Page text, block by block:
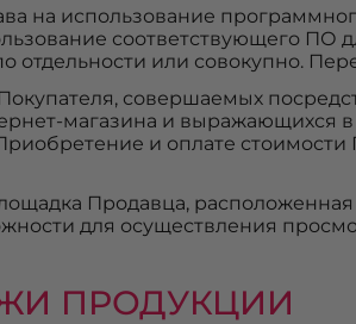
на использование
соответствующего ПО
отдельности или совокупно.
совершаемых
магазина и выражающихся
и оплате
Продавца,
для осуществления
ПРОДУКЦИИ